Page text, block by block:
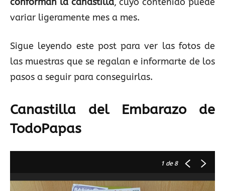
variar ligeramente mes a mes.
Sigue leyendo este post para ver las fotos de
las muestras que se regalan e informarte de los
pasos a seguir para conseguirlas.
Canastilla del Embarazo de
TodoPapas
1 de 8